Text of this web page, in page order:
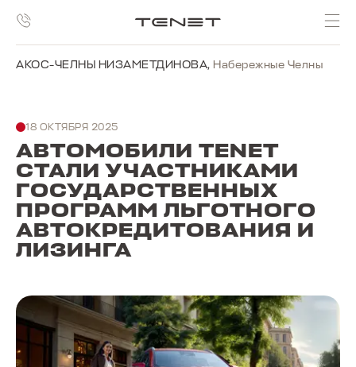
АКОС-ЧЕЛНЫ НИЗАМЕТДИНОВА, Набережные Челны
18 ОКТЯБРЯ 2025
АВТОМОБИЛИ TENET
СТАЛИ УЧАСТНИКАМИ
ГОСУДАРСТВЕННЫХ
ПРОГРАММ ЛЬГОТНОГО
АВТОКРЕДИТОВАНИЯ И
ЛИЗИНГА